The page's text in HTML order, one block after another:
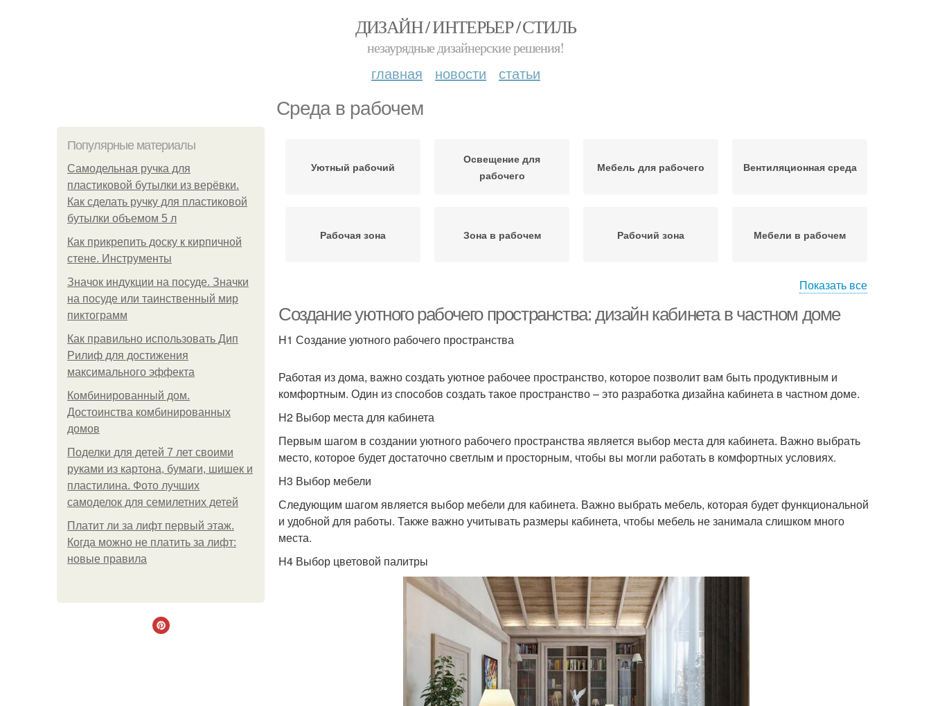
ДИЗАЙН / ИНТЕРЬЕР / СТИЛЬ
незаурядные дизайнерские решения!
главная новости статьи
Среда в рабочем
Популярные материалы
Самодельная ручка для
пластиковой бутылки из верёвки.
Как сделать ручку для пластиковой
бутылки объемом 5 л
Как прикрепить доску к кирпичной
стене. Инструменты
Значок индукции на посуде. Значки
на посуде или таинственный мир
пиктограмм
Как правильно использовать Дип
Рилиф для достижения
максимального эффекта
Комбинированный дом.
Достоинства комбинированных
домов
Поделки для детей 7 лет своими
руками из картона, бумаги, шишек и
пластилина. Фото лучших
самоделок для семилетних детей
Платит ли за лифт первый этаж.
Когда можно не платить за лифт:
новые правила
Уютный рабочий
Освещение для
рабочего
Мебель для рабочего Вентиляционная среда
Рабочая зона Зона в рабочем Рабочий зона Мебели в рабочем
Показать все
Создание уютного рабочего пространства: дизайн кабинета в частном доме
H1 Создание уютного рабочего пространства
Работая из дома, важно создать уютное рабочее пространство, которое позволит вам быть продуктивным и
комфортным. Один из способов создать такое пространство – это разработка дизайна кабинета в частном доме.
H2 Выбор места для кабинета
Первым шагом в создании уютного рабочего пространства является выбор места для кабинета. Важно выбрать
место, которое будет достаточно светлым и просторным, чтобы вы могли работать в комфортных условиях.
H3 Выбор мебели
Следующим шагом является выбор мебели для кабинета. Важно выбрать мебель, которая будет функциональной
и удобной для работы. Также важно учитывать размеры кабинета, чтобы мебель не занимала слишком много
места.
H4 Выбор цветовой палитры